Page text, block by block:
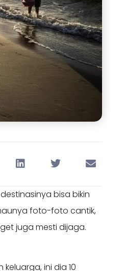
bisa bikin
foto-foto cantik,
juga mesti dijaga.
ini dia 10